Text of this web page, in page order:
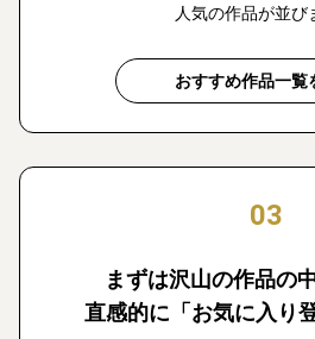
人気の作品が並び
おすすめ作品一覧
03
まずは沢山の作品の
直感的に「お気に入り